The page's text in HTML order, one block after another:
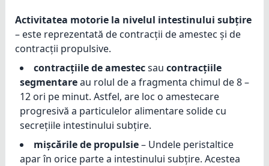
Activitatea motorie la nivelul intestinului subțire
– este reprezentată de contracții de amestec și de
contracții propulsive.
contracțiile de amestecsau contracțiile
segmentareau rolul de a fragmenta chimul de 8 –
12 ori pe minut. Astfel, are loc o amestecare
progresivă a particulelor alimentare solide cu
secrețiile intestinului subțire.
mișcările de propulsie– Undele peristaltice
apar în orice parte a intestinului subțire. Acestea